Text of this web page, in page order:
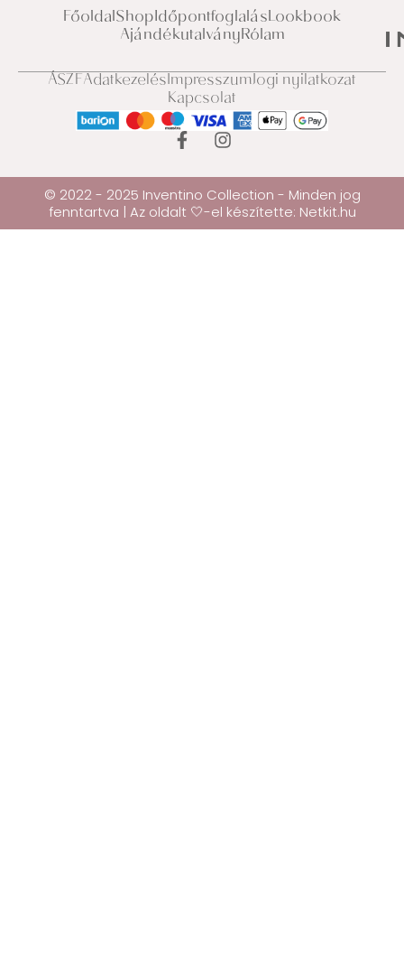
FőoldalShopIdőpontfoglalásLookbook
AjándékutalványRólam
ÁSZFAdatkezelésImpresszumJogi nyilatkozat
Kapcsolat
© 2022 - 2025 Inventino Collection - Minden jog
fenntartva | Az oldalt 🤍-el készítette: Netkit.hu